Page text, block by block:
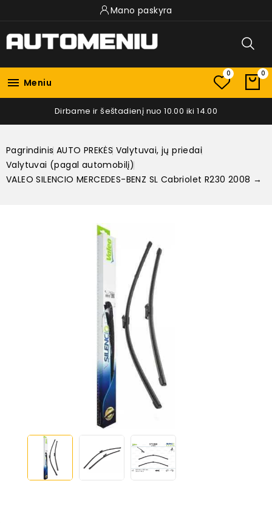
Mano paskyra
 Meniu
0 0
Dirbame ir šeštadienį nuo 10.00 iki 14.00
Pagrindinis AUTO PREKĖS Valytuvai, jų priedai
Valytuvai (pagal automobilį)
VALEO SILENCIO MERCEDES-BENZ SL Cabriolet R230 2008 →